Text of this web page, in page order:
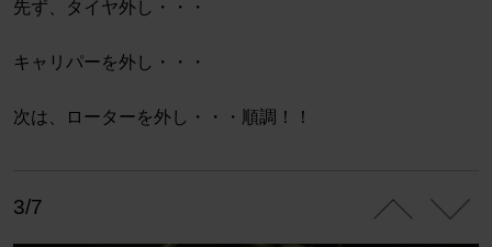
先ず、タイヤ外し・・・
キャリパーを外し・・・
次は、ローターを外し・・・順調！！
3/7